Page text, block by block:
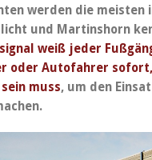
werden die meisten
und Martinshorn
weiß jeder
oder Autofahrer
muss, um den